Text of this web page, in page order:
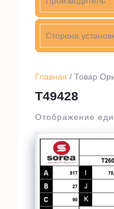
Главная / Товар
T49428
Отображение